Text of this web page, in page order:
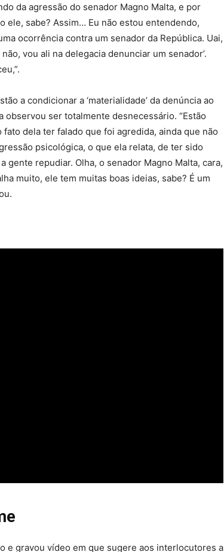
da agressão do senador Magno Malta, e por
ele, sabe? Assim… Eu não estou entendendo,
ocorrência contra um senador da República. Uai,
vou ali na delegacia denunciar um senador’.
a condicionar a ‘materialidade’ da denúncia ao
ser totalmente desnecessário. “Estão
dela ter falado que foi agredida, ainda que não
psicológica, o que ela relata, de ter sido
gente repudiar. Olha, o senador Magno Malta, cara,
muito, ele tem muitas boas ideias, sabe? É um
e gravou vídeo em que sugere aos interlocutores a